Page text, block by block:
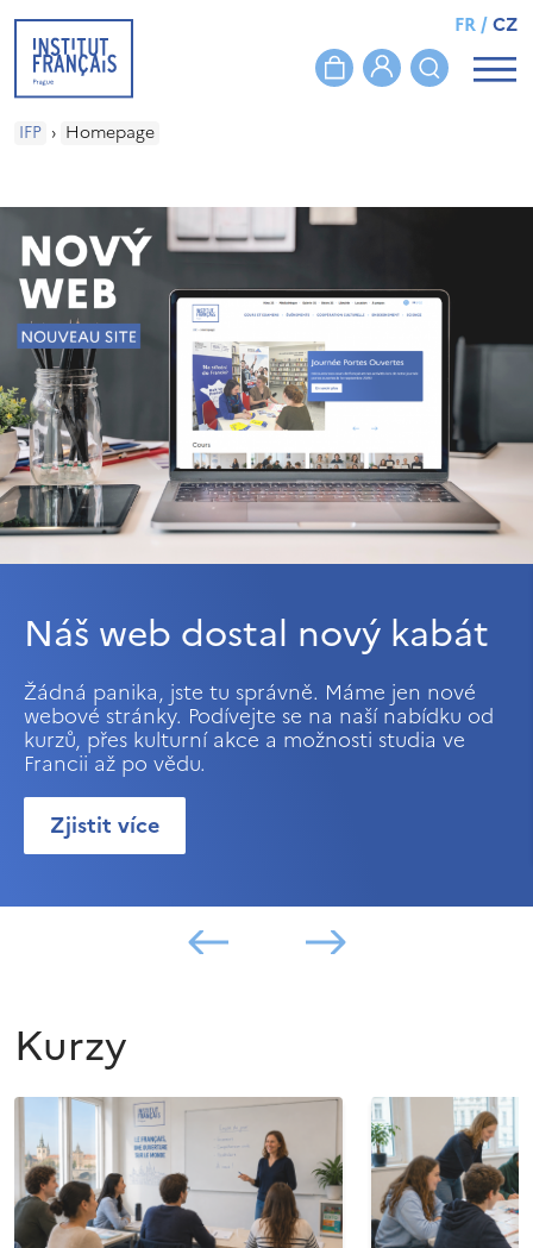
FR/CZ
IFP › Homepage
Náš web dostal nový kabát
Žádná panika, jste tu správně. Máme jen nové
webové stránky. Podívejte se na naší nabídku od
kurzů, přes kulturní akce a možnosti studia ve
Francii až po vědu.
Zjistit více
Kurzy